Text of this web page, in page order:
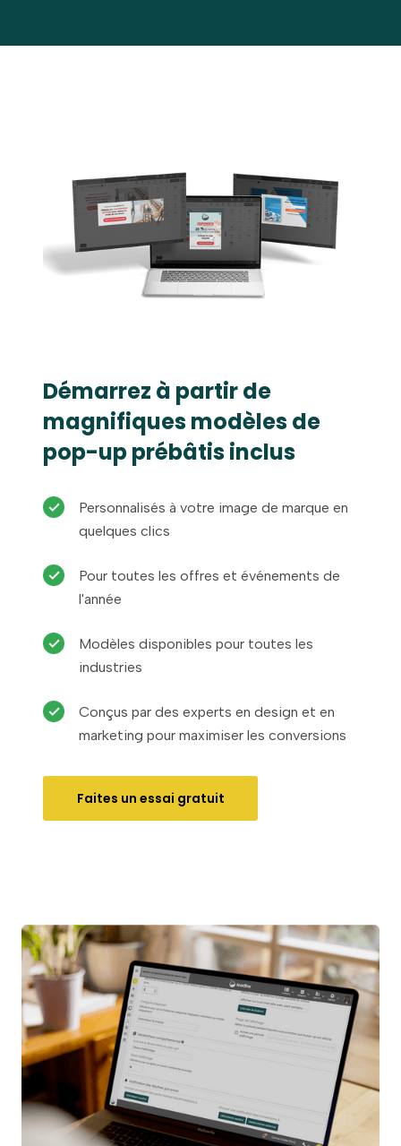
Démarrez à partir de
magnifiques modèles de
pop-up prébâtis inclus
Personnalisés à votre image de marque en
quelques clics
Pour toutes les offres et événements de
l'année
Modèles disponibles pour toutes les
industries
Conçus par des experts en design et en
marketing pour maximiser les conversions
Faites un essai gratuit